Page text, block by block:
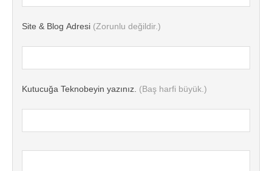
Site & Blog Adresi (Zorunlu değildir.)
Kutucuğa Teknobeyin yazınız. (Baş harfi büyük.)